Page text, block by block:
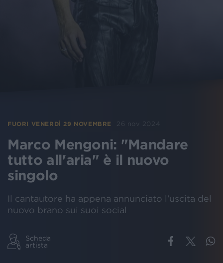
FUORI VENERDÌ 29 NOVEMBRE 26 nov 2024
Marco Mengoni: "Mandare
tutto all'aria" è il nuovo
singolo
Il cantautore ha appena annunciato l'uscita del
nuovo brano sui suoi social
Scheda
artista